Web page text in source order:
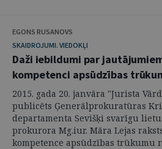
EGONS RUSANOVS
SKAIDROJUMI. VIEDOKĻI
Daži iebildumi par
kompetenci apsūdzības
2015. gada 20. janvāra "Jurista
publicēts Ģenerālprokuratūras
departamenta Sevišķi svarīgu
prokurora Mg.iur. Māra Lejas
kompetence apsūdzības trūkumu